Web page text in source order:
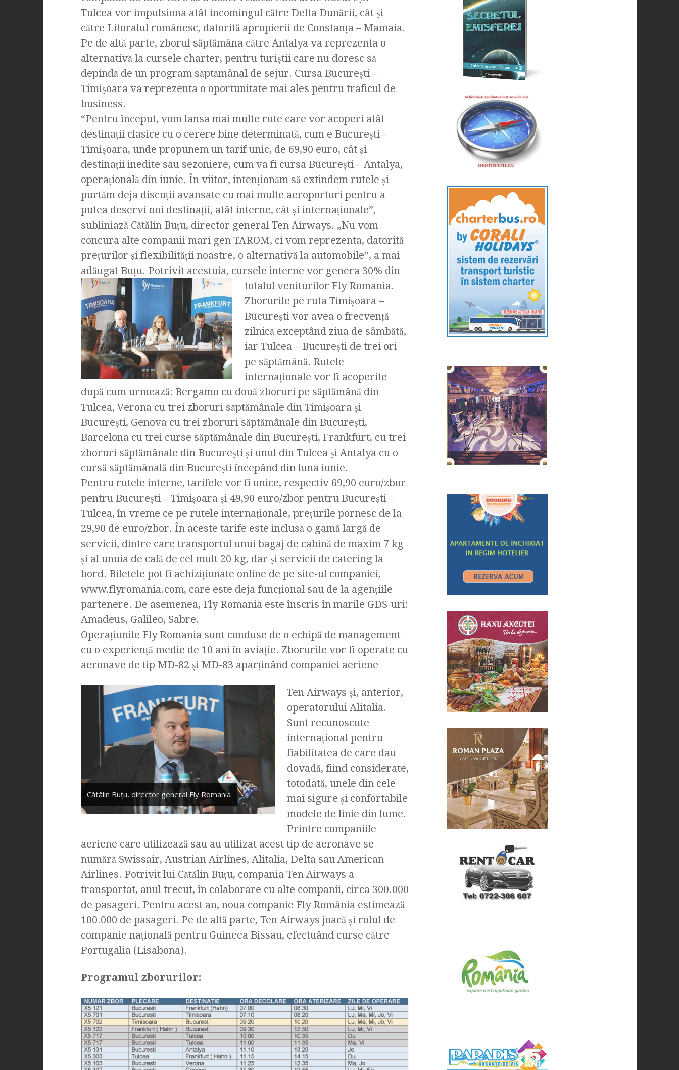
Tulcea vor impulsiona atât incomingul către Delta Dunării, cât şi
către Litoralul românesc, datorită apropierii de Constanţa – Mamaia.
Pe de altă parte, zborul săptămâna către Antalya va reprezenta o
alternativă la cursele charter, pentru turiştii care nu doresc să
depindă de un program săptămânal de sejur. Cursa Bucureşti –
Timişoara va reprezenta o oportunitate mai ales pentru traficul de
business.
“Pentru început, vom lansa mai multe rute care vor acoperi atât
destinaţii clasice cu o cerere bine determinată, cum e Bucureşti –
Timişoara, unde propunem un tarif unic, de 69,90 euro, cât şi
destinaţii inedite sau sezoniere, cum va fi cursa Bucureşti – Antalya,
operaţională din iunie. În viitor, intenţionăm să extindem rutele şi
purtăm deja discuţii avansate cu mai multe aeroporturi pentru a
putea deservi noi destinaţii, atât interne, cât şi internaţionale”,
subliniază Cătălin Buţu, director general Ten Airways. „Nu vom
concura alte companii mari gen TAROM, ci vom reprezenta, datorită
preţurilor şi flexibilităţii noastre, o alternativă la automobile”, a mai
adăugat Buţu. Potrivit acestuia, cursele interne vor genera 30% din
totalul veniturilor Fly Romania.
Zborurile pe ruta Timişoara –
Bucureşti vor avea o frecvenţă
zilnică exceptând ziua de sâmbătă,
iar Tulcea – Bucureşti de trei ori
pe săptămână. Rutele
internaţionale vor fi acoperite
după cum urmează: Bergamo cu două zboruri pe săptămână din
Tulcea, Verona cu trei zboruri săptămânale din Timişoara şi
Bucureşti, Genova cu trei zboruri săptămânale din Bucureşti,
Barcelona cu trei curse săptămânale din Bucureşti, Frankfurt, cu trei
zboruri săptămânale din Bucureşti şi unul din Tulcea şi Antalya cu o
cursă săptămânală din Bucureşti începând din luna iunie.
Pentru rutele interne, tarifele vor fi unice, respectiv 69,90 euro/zbor
pentru Bucureşti – Timişoara şi 49,90 euro/zbor pentru București –
Tulcea, în vreme ce pe rutele internaţionale, preţurile pornesc de la
29,90 de euro/zbor. În aceste tarife este inclusă o gamă largă de
servicii, dintre care transportul unui bagaj de cabină de maxim 7 kg
şi al unuia de cală de cel mult 20 kg, dar şi servicii de catering la
bord. Biletele pot fi achiziţionate online de pe site-ul companiei,
www.flyromania.com, care este deja funcţional sau de la agenţiile
partenere. De asemenea, Fly Romania este înscris în marile GDS-uri:
Amadeus, Galileo, Sabre.
Operaţiunile Fly Romania sunt conduse de o echipă de management
cu o experienţă medie de 10 ani în aviaţie. Zborurile vor fi operate cu
aeronave de tip MD-82 şi MD-83 aparţinând companiei aeriene
Cătălin Buţu, director general Fly Romania
Ten Airways şi, anterior,
operatorului Alitalia.
Sunt recunoscute
internaţional pentru
fiabilitatea de care dau
dovadă, fiind considerate,
totodată, unele din cele
mai sigure şi confortabile
modele de linie din lume.
Printre companiile
aeriene care utilizează sau au utilizat acest tip de aeronave se
numără Swissair, Austrian Airlines, Alitalia, Delta sau American
Airlines. Potrivit lui Cătălin Buţu, compania Ten Airways a
transportat, anul trecut, în colaborare cu alte companii, circa 300.000
de pasageri. Pentru acest an, noua companie Fly România estimează
100.000 de pasageri. Pe de altă parte, Ten Airways joacă şi rolul de
companie naţională pentru Guineea Bissau, efectuând curse către
Portugalia (Lisabona).
Programul zborurilor: